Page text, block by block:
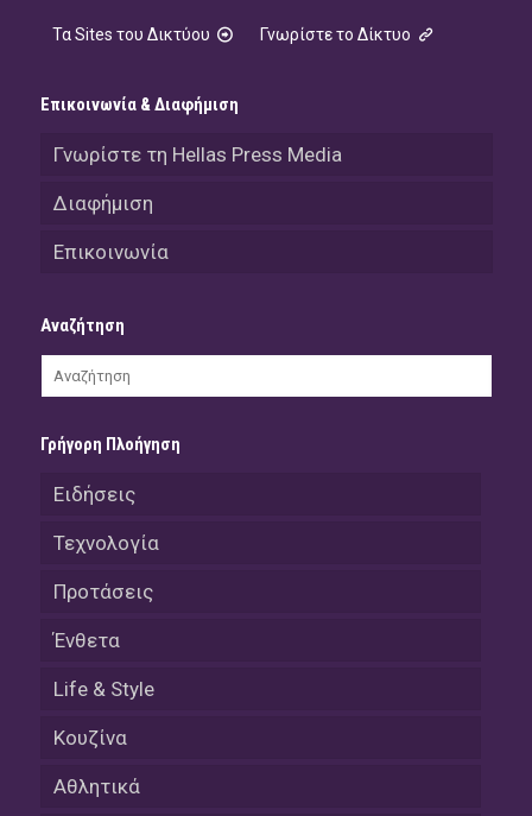
Τα Sites του Δικτύου Γνωρίστε το Δίκτυο
Επικοινωνία & Διαφήμιση
Γνωρίστε τη Hellas Press Media
Διαφήμιση
Επικοινωνία
Αναζήτηση
Γρήγορη Πλοήγηση
Ειδήσεις
Τεχνολογία
Προτάσεις
Ένθετα
Life & Style
Κουζίνα
Αθλητικά